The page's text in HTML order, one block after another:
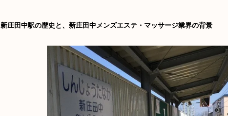
新庄田中駅の歴史と、新庄田中メンズエステ・マッサージ業界の背景